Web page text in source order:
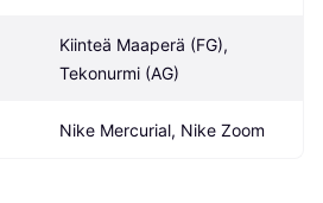
Kiinteä Maaperä (FG),
Tekonurmi (AG)
Nike Mercurial, Nike Zoom